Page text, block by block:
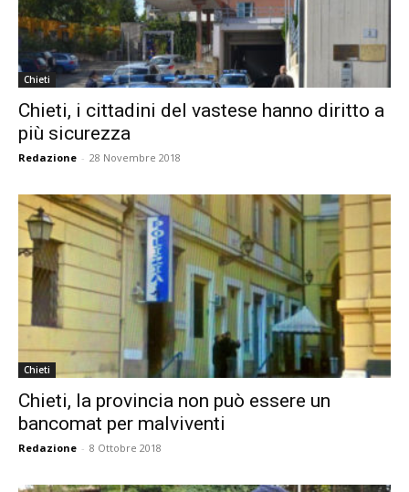
Chieti
Chieti, i cittadini del vastese hanno diritto a
più sicurezza
Redazione - 28 Novembre 2018
Chieti
Chieti, la provincia non può essere un
bancomat per malviventi
Redazione - 8 Ottobre 2018